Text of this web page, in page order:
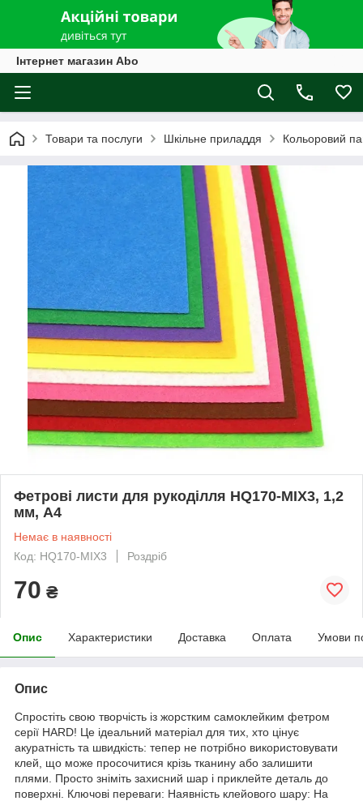
Інтернет магазин Abo
Товари та послуги Шкільне приладдя Кольоровий
Фетрові листи для рукоділля HQ170-MIX3, 1,2
мм, A4
Немає в наявності
Код: HQ170-MIX3
Роздріб
70 ₴
Опис Характеристики Доставка Оплата Умови
Опис
Спростіть свою творчість із жорстким самоклейким фетром
серії HARD! Це ідеальний матеріал для тих, хто цінує
акуратність та швидкість: тепер не потрібно використовувати
клей, що може просочитися крізь тканину або залишити
плями. Просто зніміть захисний шар і приклейте деталь до
поверхні. Ключові переваги: Наявність клейового шару: На